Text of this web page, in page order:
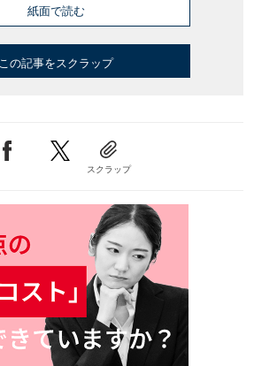
紙面で読む
この記事をスクラップ
スクラップ